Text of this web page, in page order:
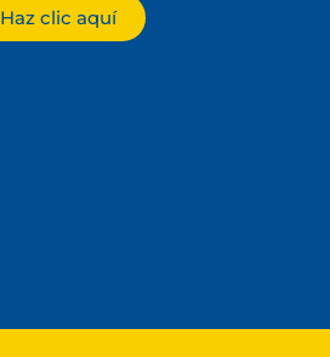
Haz clic aquí